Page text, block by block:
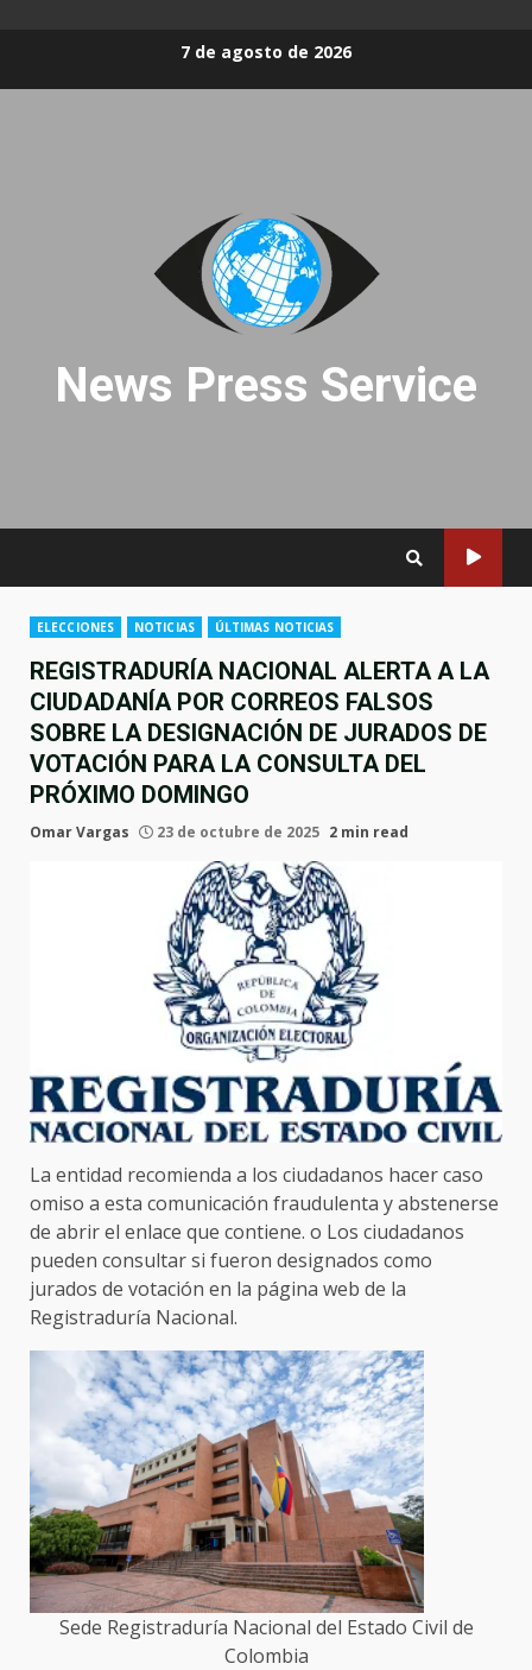
7 de agosto de 2026
News Press Service
ELECCIONES NOTICIAS ÚLTIMAS NOTICIAS
REGISTRADURÍA NACIONAL ALERTA A LA
CIUDADANÍA POR CORREOS FALSOS
SOBRE LA DESIGNACIÓN DE JURADOS DE
VOTACIÓN PARA LA CONSULTA DEL
PRÓXIMO DOMINGO
Omar Vargas 23 de octubre de 2025 2 min read
La entidad recomienda a los ciudadanos hacer caso
omiso a esta comunicación fraudulenta y abstenerse
de abrir el enlace que contiene. o Los ciudadanos
pueden consultar si fueron designados como
jurados de votación en la página web de la
Registraduría Nacional.
Sede Registraduría Nacional del Estado Civil de
Colombia